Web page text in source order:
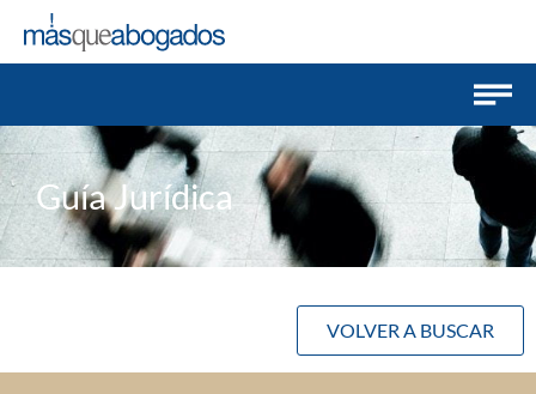
Guía Jurídica
VOLVER A BUSCAR